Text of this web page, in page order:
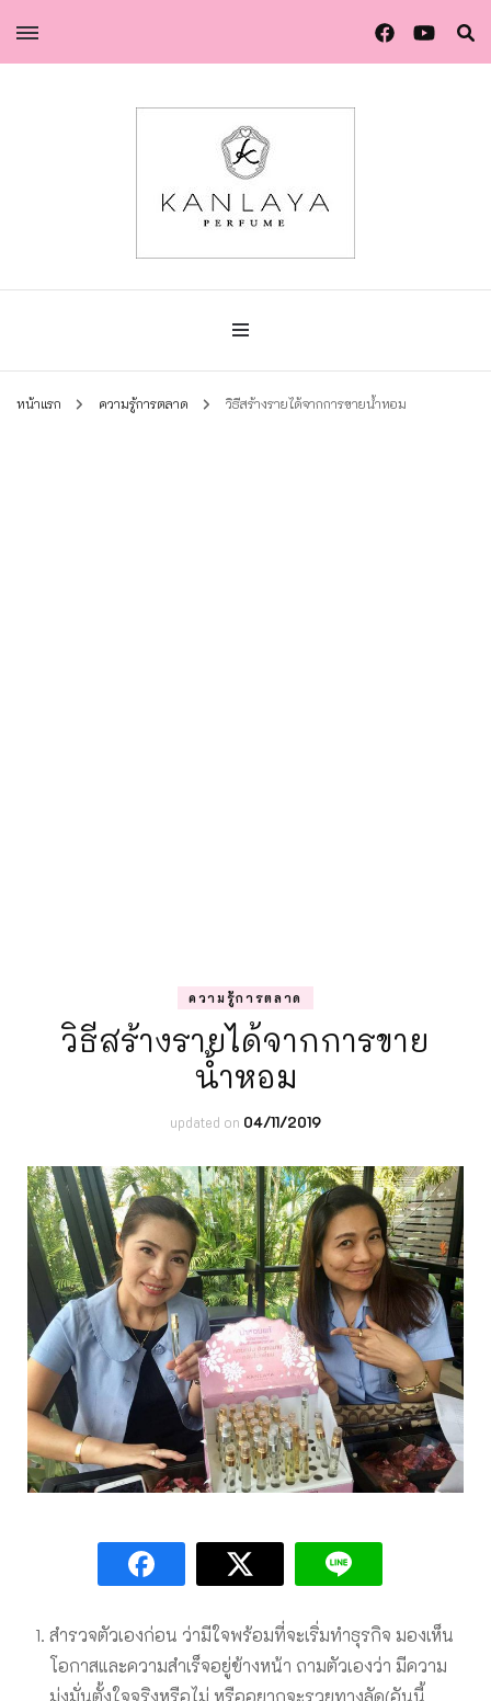
น้ำหอมกัลยา
น้ำหอมกัลยา น้ำหอมแท้แบรนด์ไทย คุณภาพยุโรป
หน้าแรก ความรู้การตลาด วิธีสร้างรายได้จากการขายน้ำหอม
ความรู้การตลาด
วิธีสร้างรายได้จากการขาย
น้ำหอม
updated on 04/11/2019
สำรวจตัวเองก่อน ว่ามีใจพร้อมที่จะเริ่มทำธุรกิจ มองเห็น
โอกาสและความสำเร็จอยู่ข้างหน้า ถามตัวเองว่า มีความ